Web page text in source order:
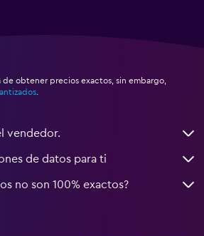
obtener precios exactos, sin embargo,
vendedor.
de datos para ti
no son 100% exactos?